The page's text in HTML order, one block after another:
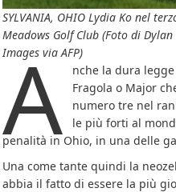
SYLVANIA, OHIO Lydia Ko nel
Meadows Golf Club (Foto di Dylan
Images via AFP)
A
nche la dura
Fragola o Major
numero tre nel
le più forti al
penalità in Ohio, in una delle
Una come tante quindi la
abbia il fatto di essere la più